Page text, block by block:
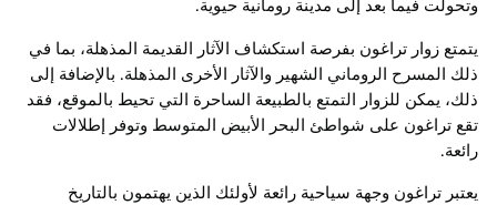
وتحولت فيما بعد إلى مدينة رومانية حيوية.
يتمتع زوار تراغون بفرصة استكشاف الآثار القديمة المذهلة، بما في
ذلك المسرح الروماني الشهير والآثار الأخرى المذهلة. بالإضافة إلى
ذلك، يمكن للزوار التمتع بالطبيعة الساحرة التي تحيط بالموقع، فقد
تقع تراغون على شواطئ البحر الأبيض المتوسط وتوفر إطلالات
رائعة.
يعتبر تراغون وجهة سياحية رائعة لأولئك الذين يهتمون بالتاريخ